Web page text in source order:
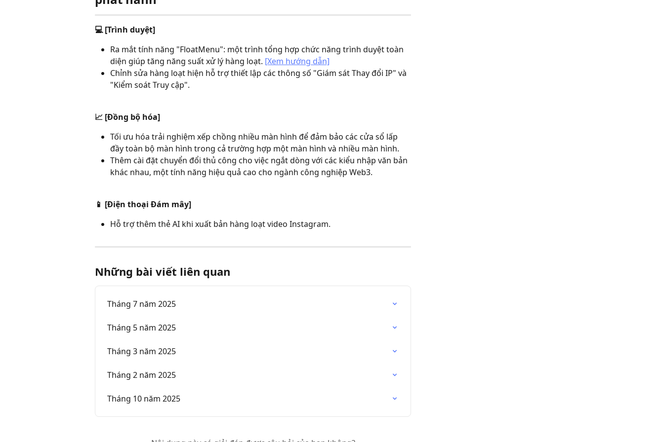
💻 [Trình duyệt]
Ra mắt tính năng "FloatMenu": một trình tổng hợp chức năng trình duyệt toàn
diện giúp tăng năng suất xử lý hàng loạt. [Xem hướng dẫn]
Chỉnh sửa hàng loạt hiện hỗ trợ thiết lập các thông số "Giám sát Thay đổi IP" và
"Kiểm soát Truy cập".
📈 [Đồng bộ hóa]
Tối ưu hóa trải nghiệm xếp chồng nhiều màn hình để đảm bảo các cửa sổ lấp
đầy toàn bộ màn hình trong cả trường hợp một màn hình và nhiều màn hình.
Thêm cài đặt chuyển đổi thủ công cho việc ngắt dòng với các kiểu nhập văn bản
khác nhau, một tính năng hiệu quả cao cho ngành công nghiệp Web3.
📱 [Điện thoại Đám mây]
Hỗ trợ thêm thẻ AI khi xuất bản hàng loạt video Instagram.
Những bài viết liên quan
Tháng 7 năm 2025
Tháng 5 năm 2025
Tháng 3 năm 2025
Tháng 2 năm 2025
Tháng 10 năm 2025